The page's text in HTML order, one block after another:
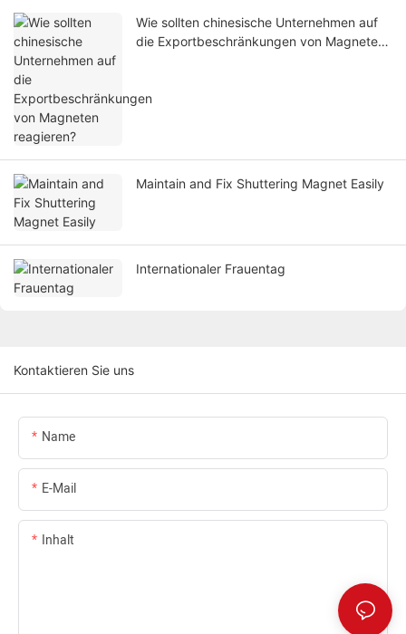
Wie sollten chinesische Unternehmen auf
die Exportbeschränkungen von Magneten
Maintain and Fix Shuttering Magnet Easily
Internationaler Frauentag
Kontaktieren Sie uns
Name
E-Mail
Inhalt